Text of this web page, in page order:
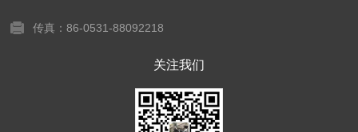
传真：86-0531-88092218
关注我们